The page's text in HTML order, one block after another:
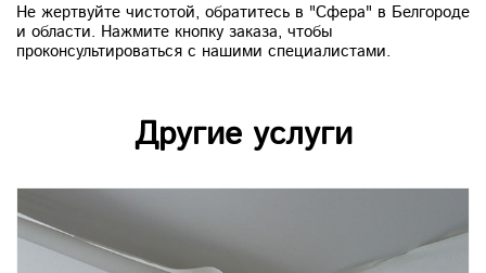
Не жертвуйте чистотой, обратитесь в "Сфера" в Белгороде
и области. Нажмите кнопку заказа, чтобы
проконсультироваться с нашими специалистами.
Другие услуги